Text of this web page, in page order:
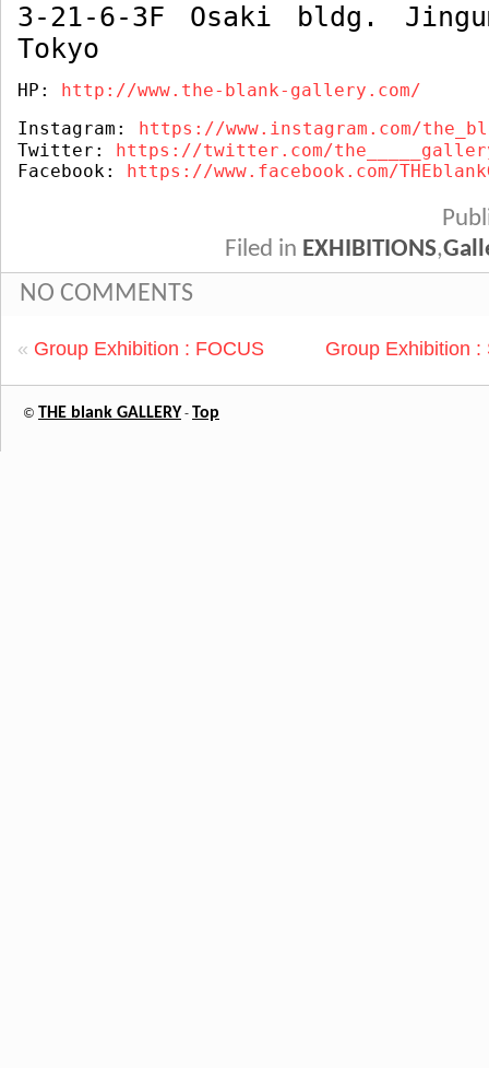
3-21-6-3F Osaki bldg.
Tokyo
HP:
http://www.the-blank-gallery.com/
Instagram:
https://www.instagram.com/
Twitter:
https://twitter.com/
Facebook:
https://www.facebook.com/
Filed in EXHIBITIONS,
NO COMMENTS
Group Exhibition
« Group Exhibition : FOCUS
© THE blank GALLERY - Top